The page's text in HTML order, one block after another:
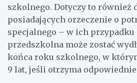
szkolnego. Dotyczy to również
posiadających orzeczenie o
specjalnego – w ich przypadku
przedszkolna może zostać
końca roku szkolnego, w
9 lat, jeśli otrzyma